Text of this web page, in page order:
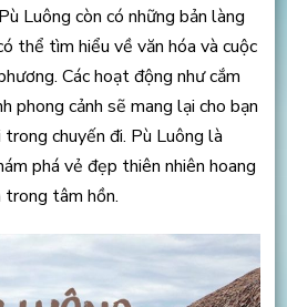
Luông còn có những bản làng
thể tìm hiểu về văn hóa và cuộc
Các hoạt động như cắm
phong cảnh sẽ mang lại cho bạn
chuyến đi. Pù Luông là
phá vẻ đẹp thiên nhiên hoang
tâm hồn.